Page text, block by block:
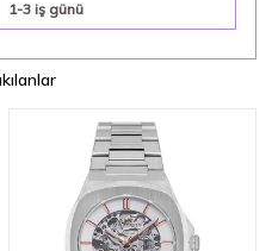
1-3 iş günü